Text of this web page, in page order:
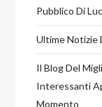
Pubblico Di
Ultime Notizie
Il Blog Del
Interessanti
Momento